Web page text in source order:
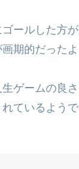
ールした方
期的だったよ
ゲームの良
ているようで